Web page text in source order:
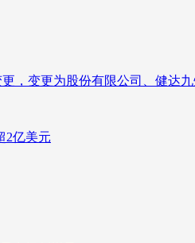
，变更为股份有限公司、健达
2亿美元